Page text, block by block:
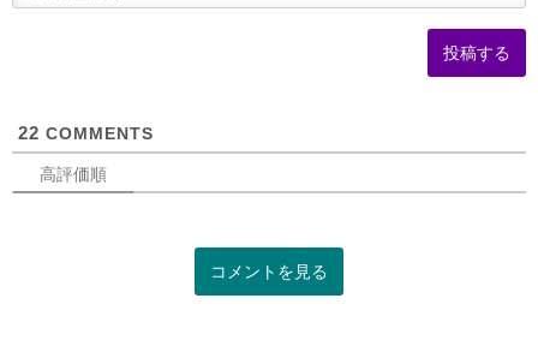
22 COMMENTS
高評価順
コメントを見る